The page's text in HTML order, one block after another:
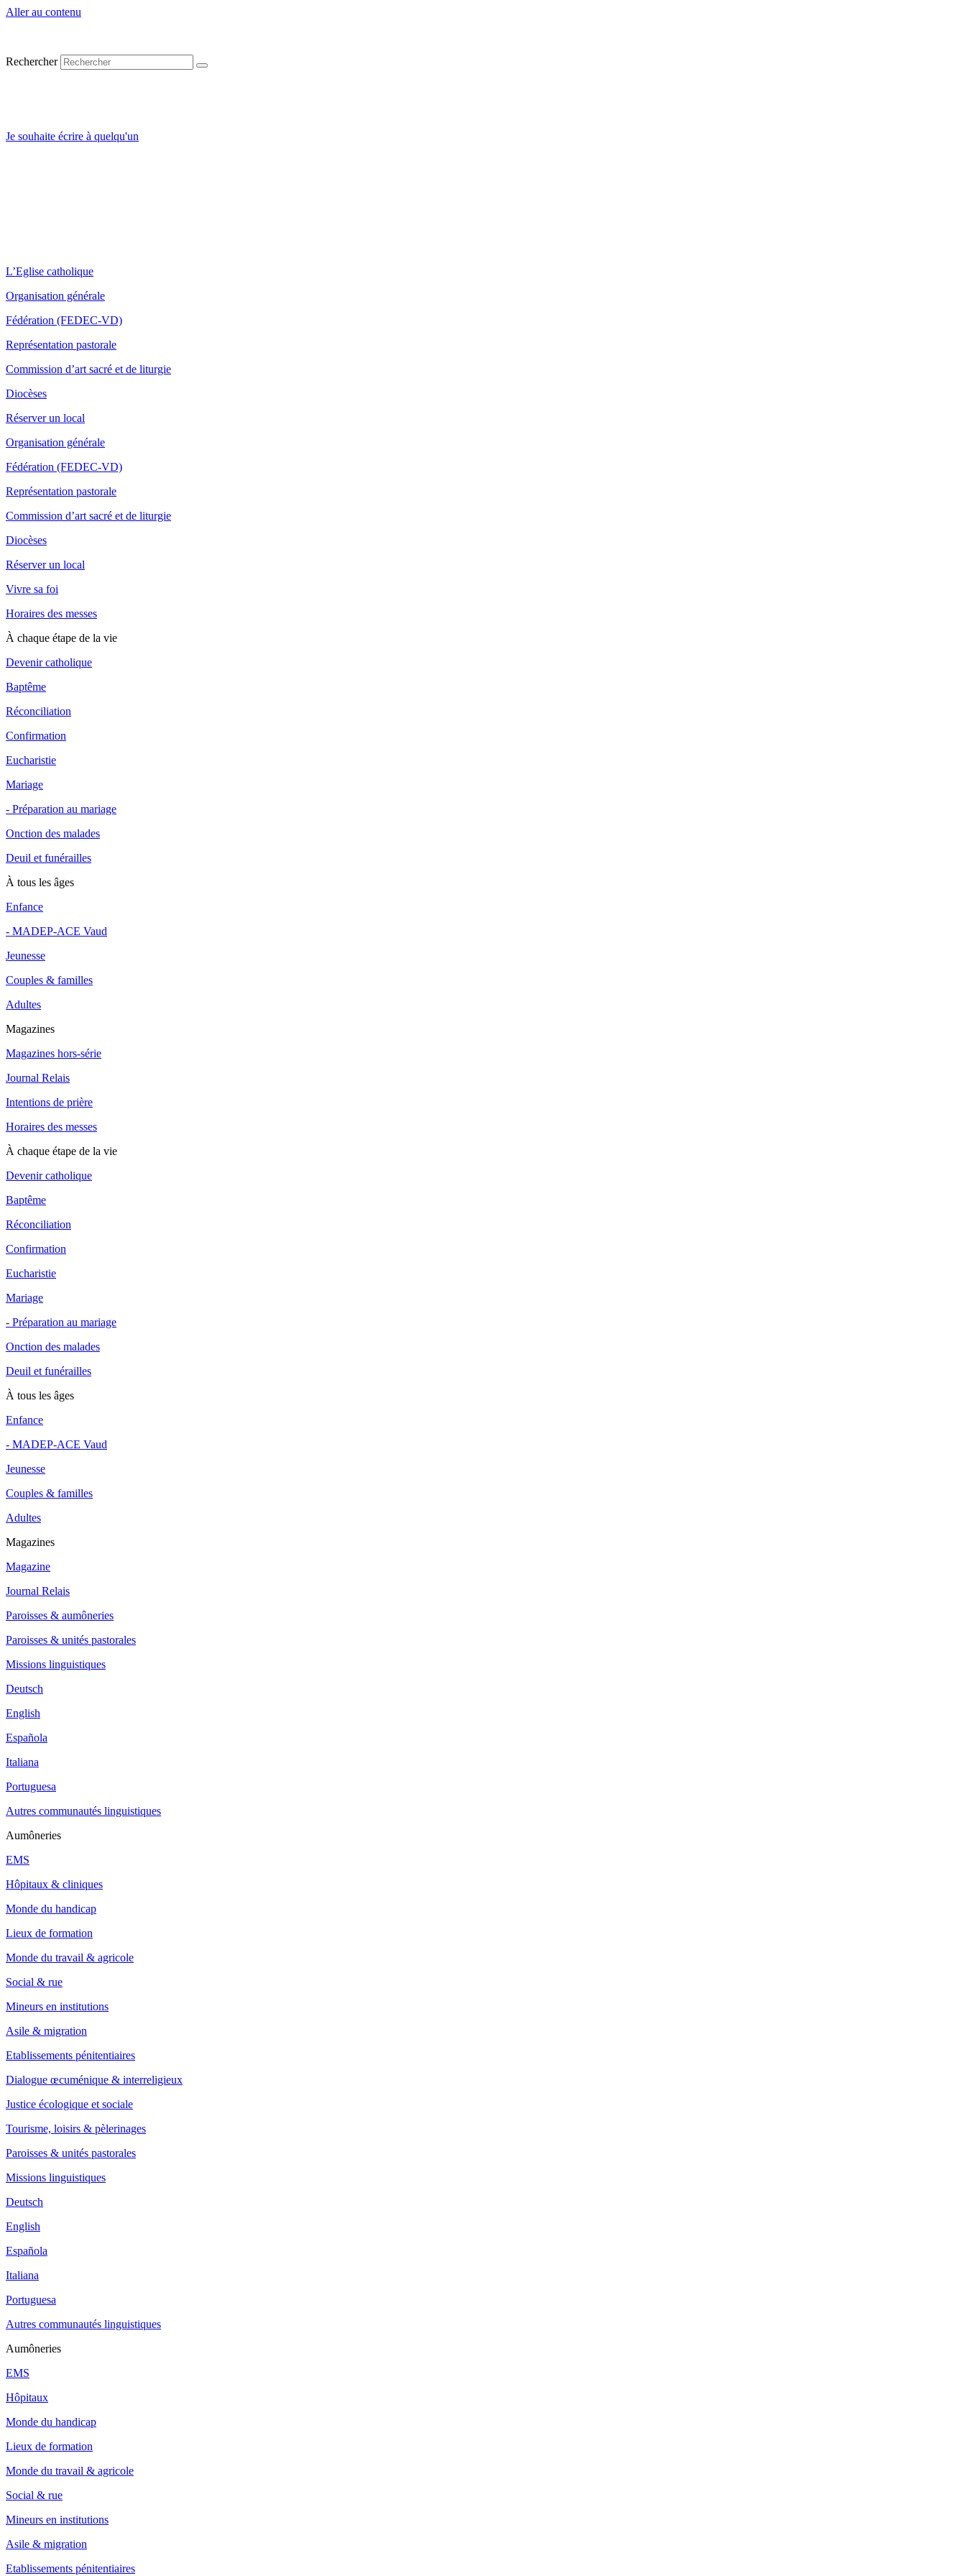
Aller au contenu
Rechercher
Je souhaite écrire à quelqu'un
L’Eglise catholique
Organisation générale
Fédération (FEDEC-VD)
Représentation pastorale
Commission d’art sacré et de liturgie
Diocèses
Réserver un local
Organisation générale
Fédération (FEDEC-VD)
Représentation pastorale
Commission d’art sacré et de liturgie
Diocèses
Réserver un local
Vivre sa foi
Horaires des messes
À chaque étape de la vie
Devenir catholique
Baptême
Réconciliation
Confirmation
Eucharistie
Mariage
- Préparation au mariage
Onction des malades
Deuil et funérailles
À tous les âges
Enfance
- MADEP-ACE Vaud
Jeunesse
Couples & familles
Adultes
Magazines
Magazines hors-série
Journal Relais
Intentions de prière
Horaires des messes
À chaque étape de la vie
Devenir catholique
Baptême
Réconciliation
Confirmation
Eucharistie
Mariage
- Préparation au mariage
Onction des malades
Deuil et funérailles
À tous les âges
Enfance
- MADEP-ACE Vaud
Jeunesse
Couples & familles
Adultes
Magazines
Magazine
Journal Relais
Paroisses & aumôneries
Paroisses & unités pastorales
Missions linguistiques
Deutsch
English
Española
Italiana
Portuguesa
Autres communautés linguistiques
Aumôneries
EMS
Hôpitaux & cliniques
Monde du handicap
Lieux de formation
Monde du travail & agricole
Social & rue
Mineurs en institutions
Asile & migration
Etablissements pénitentiaires
Dialogue œcuménique & interreligieux
Justice écologique et sociale
Tourisme, loisirs & pèlerinages
Paroisses & unités pastorales
Missions linguistiques
Deutsch
English
Española
Italiana
Portuguesa
Autres communautés linguistiques
Aumôneries
EMS
Hôpitaux
Monde du handicap
Lieux de formation
Monde du travail & agricole
Social & rue
Mineurs en institutions
Asile & migration
Etablissements pénitentiaires